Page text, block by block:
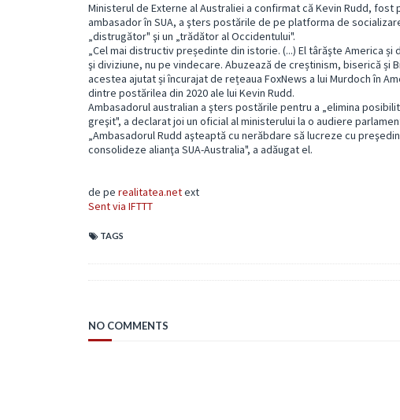
Ministerul de Externe al Australiei a confirmat că Kevin Rudd,
ambasador în SUA, a şters postările de pe platforma de
„distrugător" şi un „trădător al Occidentului".
„Cel mai distructiv președinte din istorie. (...) El târăşte America
şi diviziune, nu pe vindecare. Abuzează de creștinism, biserică și
acestea ajutat și încurajat de rețeaua FoxNews a lui Murdoch în
dintre postărilea din 2020 ale lui Kevin Rudd.
Ambasadorul australian a şters postările pentru a „elimina
greşit", a declarat joi un oficial al ministerului la o audiere
„Ambasadorul Rudd aşteaptă cu nerăbdare să lucreze cu
consolideze alianţa SUA-Australia", a adăugat el.
de pe realitatea.netext
Sent via IFTTT
TAGS
NO COMMENTS